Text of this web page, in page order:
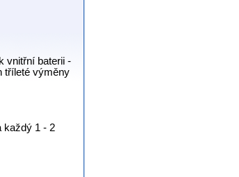
vnitřní baterii -
tříleté výměny
každý 1 - 2